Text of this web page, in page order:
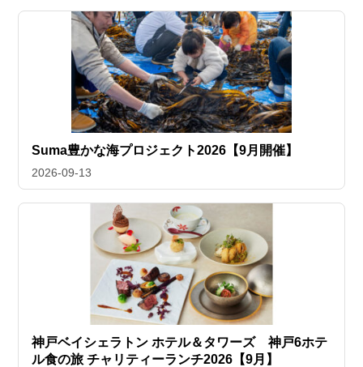
Suma豊かな海プロジェクト2026【9月開催】
2026-09-13
神戸ベイシェラトン ホテル＆タワーズ 神戸6ホテ
ル食の旅 チャリティーランチ2026【9月】